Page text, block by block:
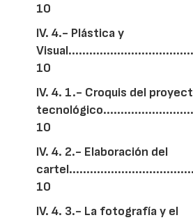
10
IV. 4.- Plástica y
10
IV. 4. 1.- Croquis del
10
IV. 4. 2.- Elaboración del
10
IV. 4. 3.- La fotografía y el